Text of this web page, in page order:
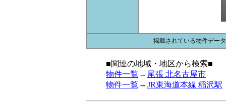
掲載されている物件デー
■関連の地域・地区から検索■
物件一覧 -- 尾張 北名古屋市
物件一覧 -- JR東海道本線 稲沢駅